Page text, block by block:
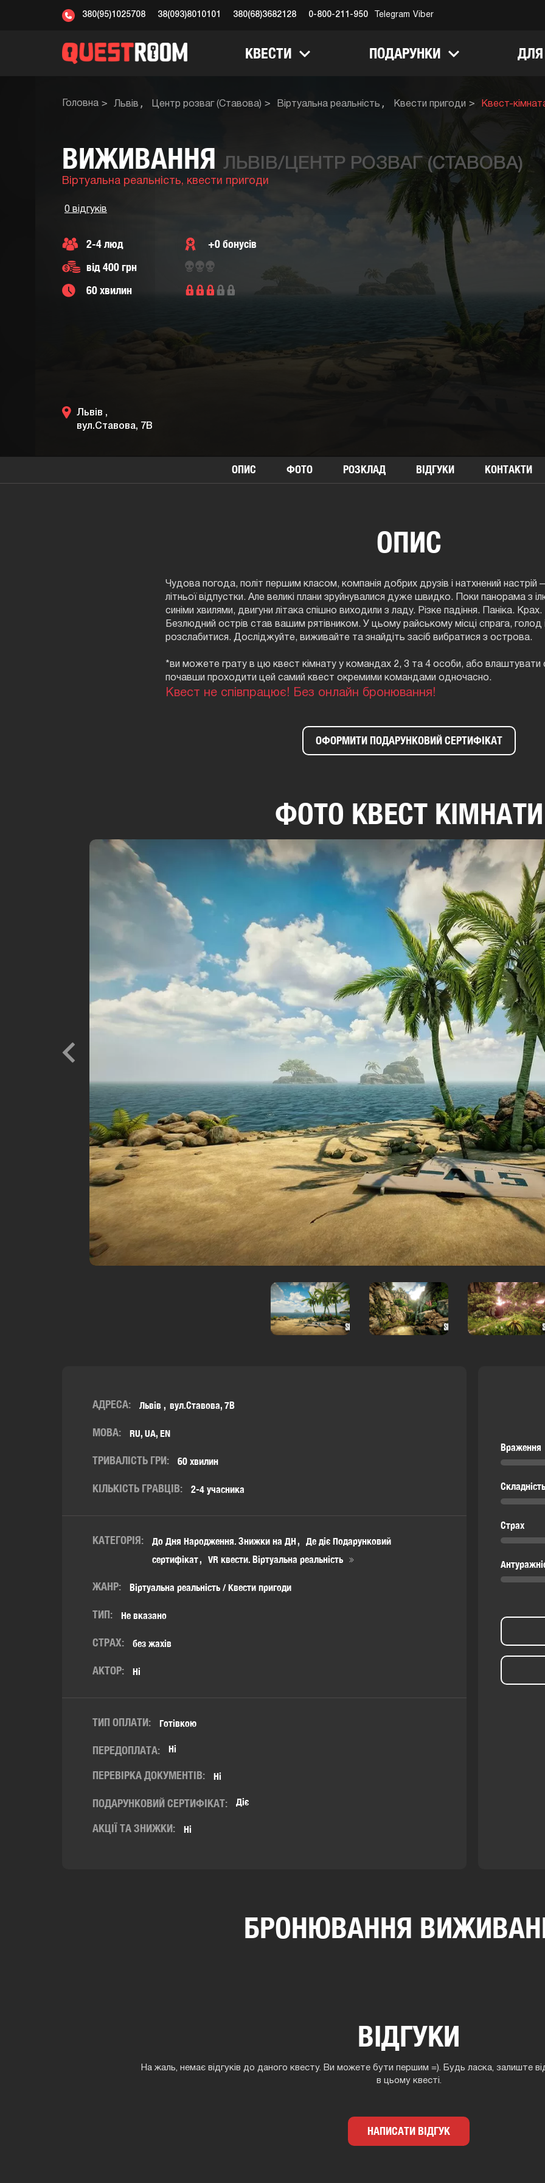
380(95)1025708 38(093)8010101 380(68)3682128 0-800-211-950 Telegram Viber
КВЕСТИ ПОДАРУНКИ ДЛЯ
Головна Львів Центр розваг (Ставова) Віртуальна реальність Квести пригоди Квест-
ВИЖИВАННЯ ЛЬВІВ/ЦЕНТР РОЗВАГ (СТАВОВА)
Віртуальна реальність, квести пригоди
0 відгуків
2-4 люд
+0 бонусів
від 400 грн
60 хвилин
Львів ,
вул.Ставова, 7В
ОПИС ФОТО РОЗКЛАД ВІДГУКИ КОНТАКТИ
ОПИС
Чудова погода, політ першим класом, компанія добрих друзів і натхнений настрій
літньої відпустки. Але великі плани зруйнувалися дуже швидко. Поки панорама з
синіми хвилями, двигуни літака спішно виходили з ладу. Різке падіння. Паніка.
Безлюдний острів став вашим рятівником. У цьому райському місці спрага,
розслабитися. Досліджуйте, виживайте та знайдіть засіб вибратися з острова.
*ви можете грату в цю квест кімнату у командах 2, 3 та 4 особи, або влаштувати
почавши проходити цей самий квест окремими командами одночасно.
Квест не співпрацює! Без онлайн бронювання!
ОФОРМИТИ ПОДАРУНКОВИЙ СЕРТИФІКАТ
ФОТО КВЕСТ КІМНАТИ
АДРЕСА: Львів вул.Ставова, 7В
МОВА: RU, UA, EN
ТРИВАЛІСТЬ ГРИ: 60 хвилин
КІЛЬКІСТЬ ГРАВЦІВ: 2-4 учасника
КАТЕГОРІЯ: До Дня Народження. Знижки на ДН
Де діє Подарунковий
сертифікат
VR квести. Віртуальна реальність
ЖАНР: Віртуальна реальність / Квести пригоди
ТИП: Не вказано
СТРАХ: без жахів
АКТОР: Ні
ТИП ОПЛАТИ: Готівкою
ПЕРЕДОПЛАТА: Ні
ПЕРЕВІРКА ДОКУМЕНТІВ: Ні
ПОДАРУНКОВИЙ СЕРТИФІКАТ: Діє
АКЦІЇ ТА ЗНИЖКИ: Ні
Враження
Складність
Страх
БРОНЮВАННЯ
ВІДГУКИ
На жаль, немає відгуків до даного квесту. Ви можете бути першим =). Будь ласка, залиште
в цьому квесті.
НАПИСАТИ ВІДГУК